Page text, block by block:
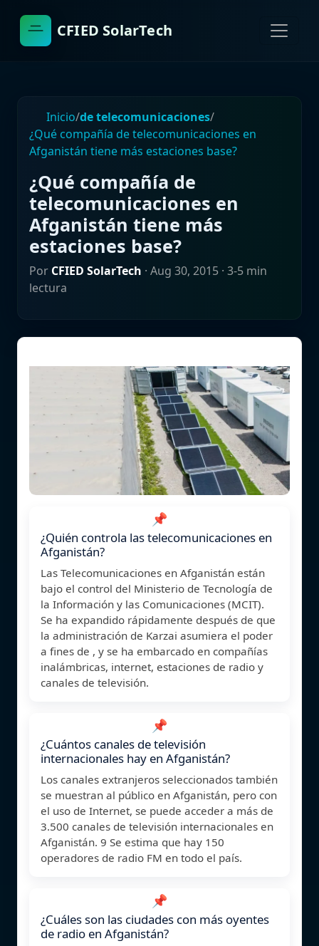
CFIED SolarTech
Inicio/de telecomunicaciones/
¿Qué compañía de telecomunicaciones en
Afganistán tiene más estaciones base?
¿Qué compañía de
telecomunicaciones en
Afganistán tiene más
estaciones base?
Por CFIED SolarTech · Aug 30, 2015 · 3-5 min
lectura
📌
¿Quién controla las telecomunicaciones en
Afganistán?
Las Telecomunicaciones en Afganistán están
bajo el control del Ministerio de Tecnología de
la Información y las Comunicaciones (MCIT).
Se ha expandido rápidamente después de que
la administración de Karzai asumiera el poder
a fines de , y se ha embarcado en compañías
inalámbricas, internet, estaciones de radio y
canales de televisión.
📌
¿Cuántos canales de televisión
internacionales hay en Afganistán?
Los canales extranjeros seleccionados también
se muestran al público en Afganistán, pero con
el uso de Internet, se puede acceder a más de
3.500 canales de televisión internacionales en
Afganistán. 9 Se estima que hay 150
operadores de radio FM en todo el país.
📌
¿Cuáles son las ciudades con más oyentes
de radio en Afganistán?